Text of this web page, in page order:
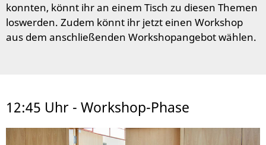
konnten, könnt ihr an einem Tisch zu diesen Themen
loswerden. Zudem könnt ihr jetzt einen Workshop
aus dem anschließenden Workshopangebot wählen.
12:45 Uhr - Workshop-Phase